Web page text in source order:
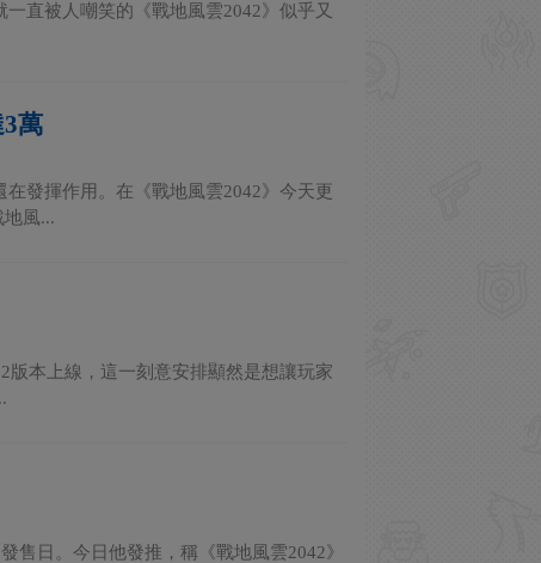
直被人嘲笑的《戰地風雲2042》似乎又
萬
發揮作用。在《戰地風雲2042》今天更
風...
本上線，這一刻意安排顯然是想讓玩家
售日。今日他發推，稱《戰地風雲2042》